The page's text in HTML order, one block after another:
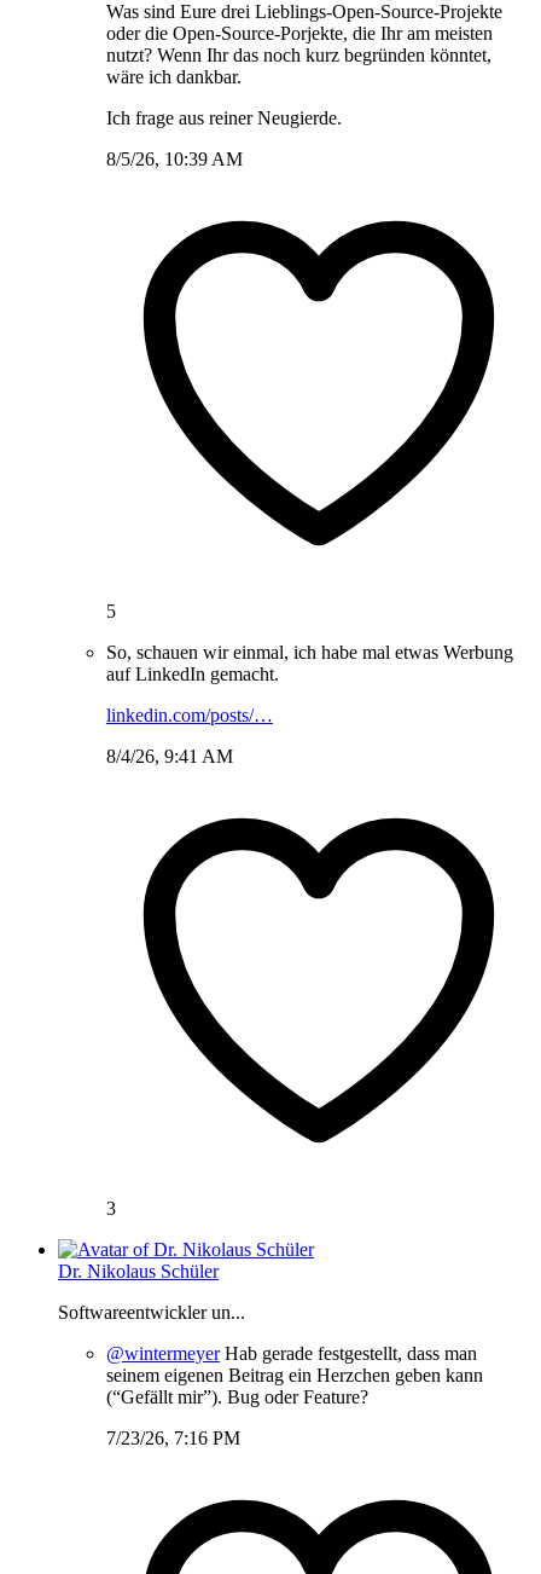
Was sind Eure drei Lieblings-Open-Source-Projekte
oder die Open-Source-Porjekte, die Ihr am meisten
nutzt? Wenn Ihr das noch kurz begründen könntet,
wäre ich dankbar.
Ich frage aus reiner Neugierde.
8/5/26, 10:39 AM
5
So, schauen wir einmal, ich habe mal etwas Werbung
auf LinkedIn gemacht.
linkedin.com/posts/…
8/4/26, 9:41 AM
3
Dr. Nikolaus Schüler
Softwareentwickler un...
@wintermeyerHab gerade festgestellt, dass man
seinem eigenen Beitrag ein Herzchen geben kann
(“Gefällt mir”). Bug oder Feature?
7/23/26, 7:16 PM